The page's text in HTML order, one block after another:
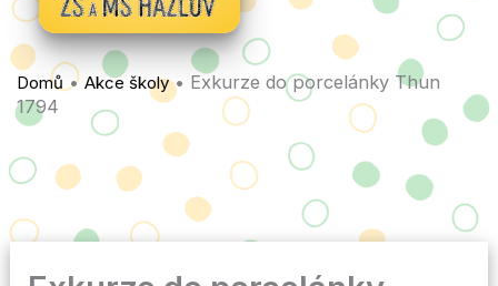
Domů • Akce školy• Exkurze do porcelánky Thun
1794